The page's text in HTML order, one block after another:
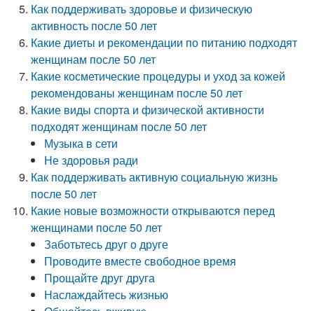
Как поддерживать здоровье и физическую
активность после 50 лет
Какие диеты и рекомендации по питанию подходят
женщинам после 50 лет
Какие косметические процедуры и уход за кожей
рекомендованы женщинам после 50 лет
Какие виды спорта и физической активности
подходят женщинам после 50 лет
Музыка в сети
Не здоровья ради
Как поддерживать активную социальную жизнь
после 50 лет
Какие новые возможности открываются перед
женщинами после 50 лет
Заботьтесь друг о друге
Проводите вместе свободное время
Прощайте друг друга
Наслаждайтесь жизнью